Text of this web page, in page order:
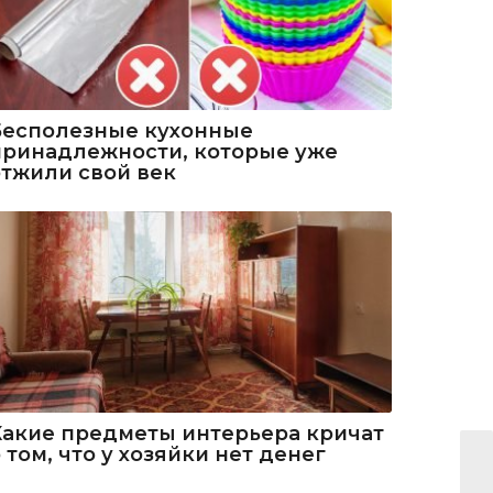
кухонные
которые уже
свой век
предметы интерьера кричат
том, что у хозяйки нет денег